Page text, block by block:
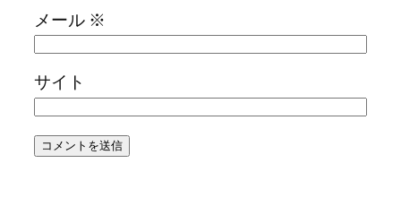
メール ※
サイト